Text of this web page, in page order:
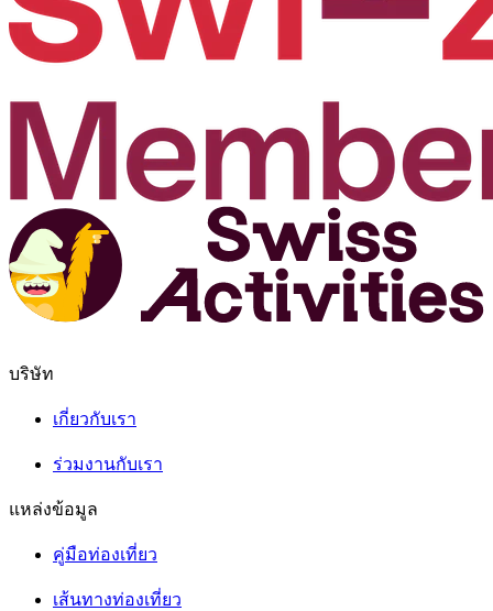
บริษัท
เกี่ยวกับเรา
ร่วมงานกับเรา
แหล่งข้อมูล
คู่มือท่องเที่ยว
เส้นทางท่องเที่ยว